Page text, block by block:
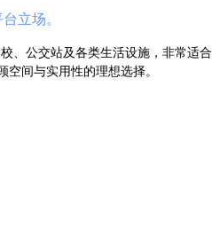
立场。
、公交站及各类生活设施，非常适合
间与实用性的理想选择。